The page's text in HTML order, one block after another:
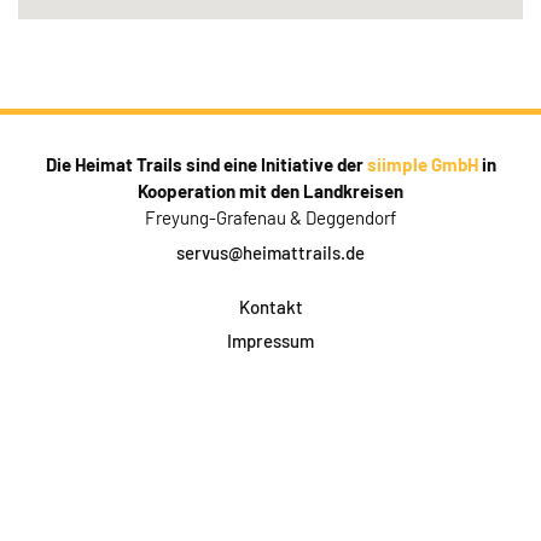
Die Heimat Trails sind eine Initiative dersiimple GmbHin
Kooperation mit den Landkreisen
Freyung-Grafenau & Deggendorf
servus@heimattrails.de
Kontakt
Impressum